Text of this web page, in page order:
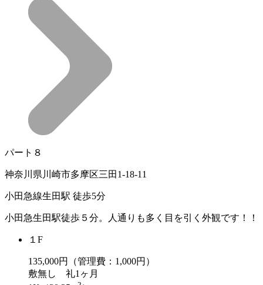
パート８
神奈川県川崎市多摩区三田1-18-11
小田急線生田駅 徒歩5分
小田急生田駅徒歩５分。人通りも多く目を引く外観です！！
１F
135,000円（管理費：1,000円）
敷無し 礼1ヶ月